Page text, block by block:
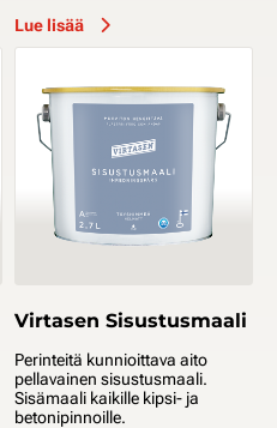
Lue lisää
Virtasen Sisustusmaali
Perinteitä kunnioittava aito
pellavainen sisustusmaali.
Sisämaali kaikille kipsi- ja
betonipinnoille.